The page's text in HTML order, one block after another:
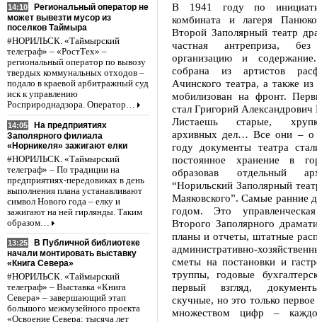
14:10
Региональный оператор не
может вывезти мусор из
поселков Таймыра
#НОРИЛЬСК. «Таймырский
телеграф» – «РостТех» –
региональный оператор по вывозу
твердых коммунальных отходов –
подало в краевой арбитражный суд
иск к управлению
Росприроднадзора. Оператор…
14:05
На предприятиях
Заполярного филиала
«Норникеля» зажигают елки
#НОРИЛЬСК. «Таймырский
телеграф» – По традиции на
предприятиях-передовиках в день
выполнения плана устанавливают
символ Нового года – елку и
зажигают на ней гирлянды. Таким
образом…
13:25
В Публичной библиотеке
начали монтировать выставку
«Книга Севера»
#НОРИЛЬСК. «Таймырский
телеграф» – Выставка «Книга
Севера» – завершающий этап
большого межмузейного проекта
«Освоение Севера: тысяча лет
В 1941 году по
комбината и лагеря
Второй Заполярный театр
частная антреприза,
организацию и
собрана из артистов
Ачинского театра, а также
мобилизован на фронт.
стал Григорий Александрович
Листаешь старые,
архивных дел… Все они – о
году документы театра
постоянное хранение в
образовав отдельный
“Норильский Заполярный
Маяковского”. Самые ранние
годом. Это
Второго Заполярного
планы и отчеты, штатные
административно-
сметы на постановки и
труппы, годовые
первый взгляд,
скучные, но это только
множеством цифр –